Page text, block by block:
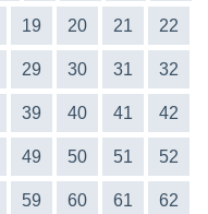
19 20 21 22
29 30 31 32
39 40 41 42
49 50 51 52
59 60 61 62